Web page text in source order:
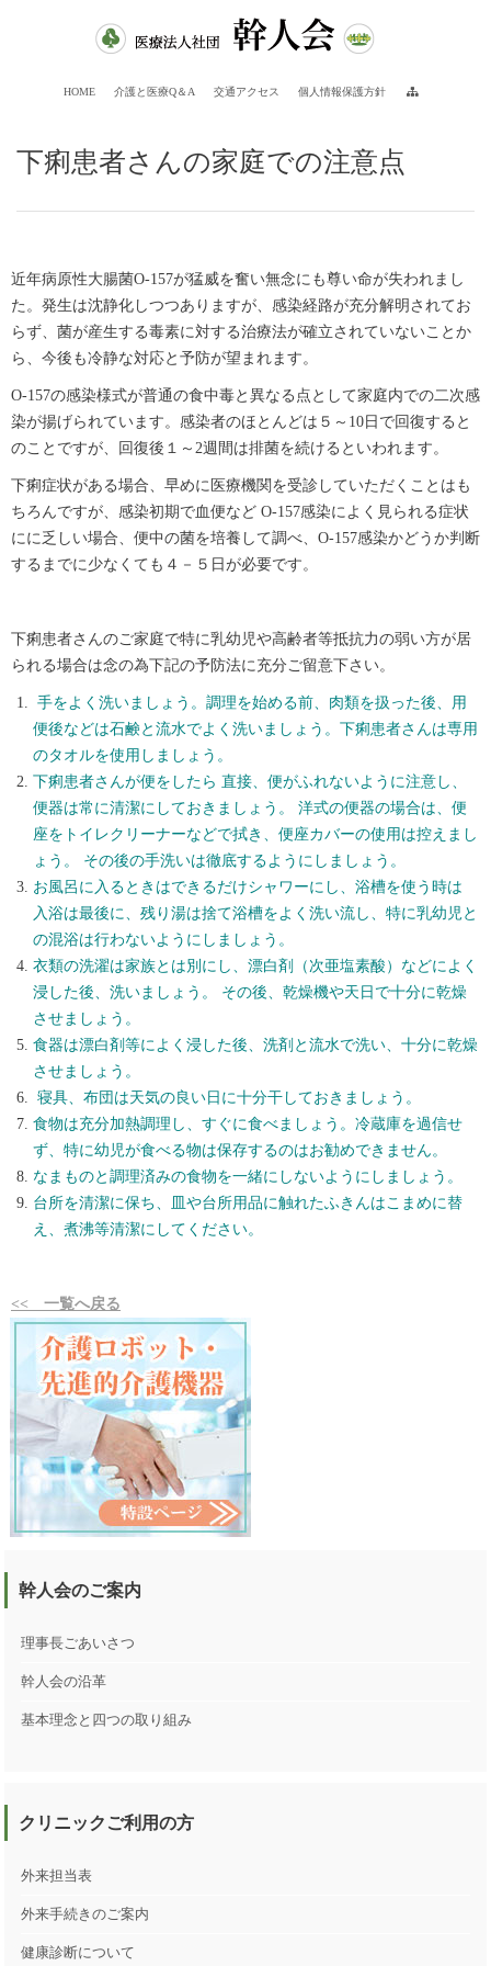
HOME 介護と医療Q＆A 交通アクセス 個人情報保護方針
下痢患者さんの家庭での注意点
近年病原性大腸菌O-157が猛威を奮い無念にも尊い命が失われまし
た。発生は沈静化しつつありますが、感染経路が充分解明されてお
らず、菌が産生する毒素に対する治療法が確立されていないことか
ら、今後も冷静な対応と予防が望まれます。
O-157の感染様式が普通の食中毒と異なる点として家庭内での二次感
染が揚げられています。感染者のほとんどは５～10日で回復すると
のことですが、回復後１～2週間は排菌を続けるといわれます。
下痢症状がある場合、早めに医療機関を受診していただくことはも
ちろんですが、感染初期で血便など O-157感染によく見られる症状
にに乏しい場合、便中の菌を培養して調べ、O-157感染かどうか判断
するまでに少なくても４－５日が必要です。
下痢患者さんのご家庭で特に乳幼児や高齢者等抵抗力の弱い方が居
られる場合は念の為下記の予防法に充分ご留意下さい。
手をよく洗いましょう。調理を始める前、肉類を扱った後、用
便後などは石鹸と流水でよく洗いましょう。下痢患者さんは専用
のタオルを使用しましょう。
下痢患者さんが便をしたら 直接、便がふれないように注意し、
便器は常に清潔にしておきましょう。 洋式の便器の場合は、便
座をトイレクリーナーなどで拭き、便座カバーの使用は控えまし
ょう。 その後の手洗いは徹底するようにしましょう。
お風呂に入るときはできるだけシャワーにし、浴槽を使う時は
入浴は最後に、残り湯は捨て浴槽をよく洗い流し、特に乳幼児と
の混浴は行わないようにしましょう。
衣類の洗濯は家族とは別にし、漂白剤（次亜塩素酸）などによく
浸した後、洗いましょう。 その後、乾燥機や天日で十分に乾燥
させましょう。
食器は漂白剤等によく浸した後、洗剤と流水で洗い、十分に乾燥
させましょう。
寝具、布団は天気の良い日に十分干しておきましょう。
食物は充分加熱調理し、すぐに食べましょう。冷蔵庫を過信せ
ず、特に幼児が食べる物は保存するのはお勧めできません。
なまものと調理済みの食物を一緒にしないようにしましょう。
台所を清潔に保ち、皿や台所用品に触れたふきんはこまめに替
え、煮沸等清潔にしてください。
<< 一覧へ戻る
幹人会のご案内
理事長ごあいさつ
幹人会の沿革
基本理念と四つの取り組み
クリニックご利用の方
外来担当表
外来手続きのご案内
健康診断について